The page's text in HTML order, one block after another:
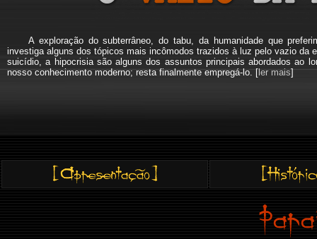
A exploração do subterrâneo, do tabu, da humanidade que
investiga alguns dos tópicos mais incômodos trazidos à luz pelo vazio da
suicídio, a hipocrisia são alguns dos assuntos principais abordados ao
nosso conhecimento moderno; resta finalmente empregá-lo. [ler mais]